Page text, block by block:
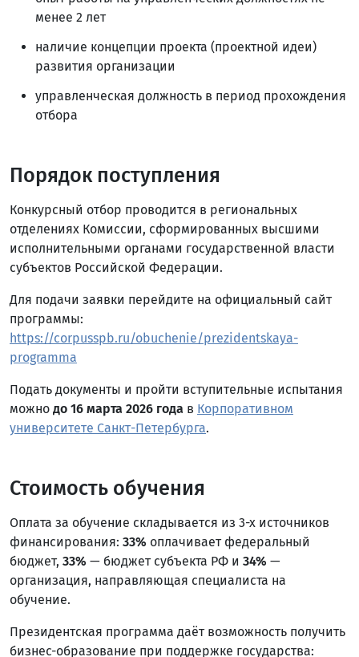
менее 2 лет
наличие концепции проекта (проектной идеи)
развития организации
управленческая должность в период прохождения
отбора
Порядок поступления
Конкурсный отбор проводится в региональных
отделениях Комиссии, сформированных высшими
исполнительными органами государственной власти
субъектов Российской Федерации.
Для подачи заявки перейдите на официальный сайт
программы:
https://corpusspb.ru/obuchenie/prezidentskaya-
programma
Подать документы и пройти вступительные испытания
можно до 16 марта 2026 года в Корпоративном
университете Санкт-Петербурга.
Стоимость обучения
Оплата за обучение складывается из 3-х источников
финансирования: 33% оплачивает федеральный
бюджет, 33% — бюджет субъекта РФ и 34% —
организация, направляющая специалиста на
обучение.
Президентская программа даёт возможность получить
бизнес-образование при поддержке государства: